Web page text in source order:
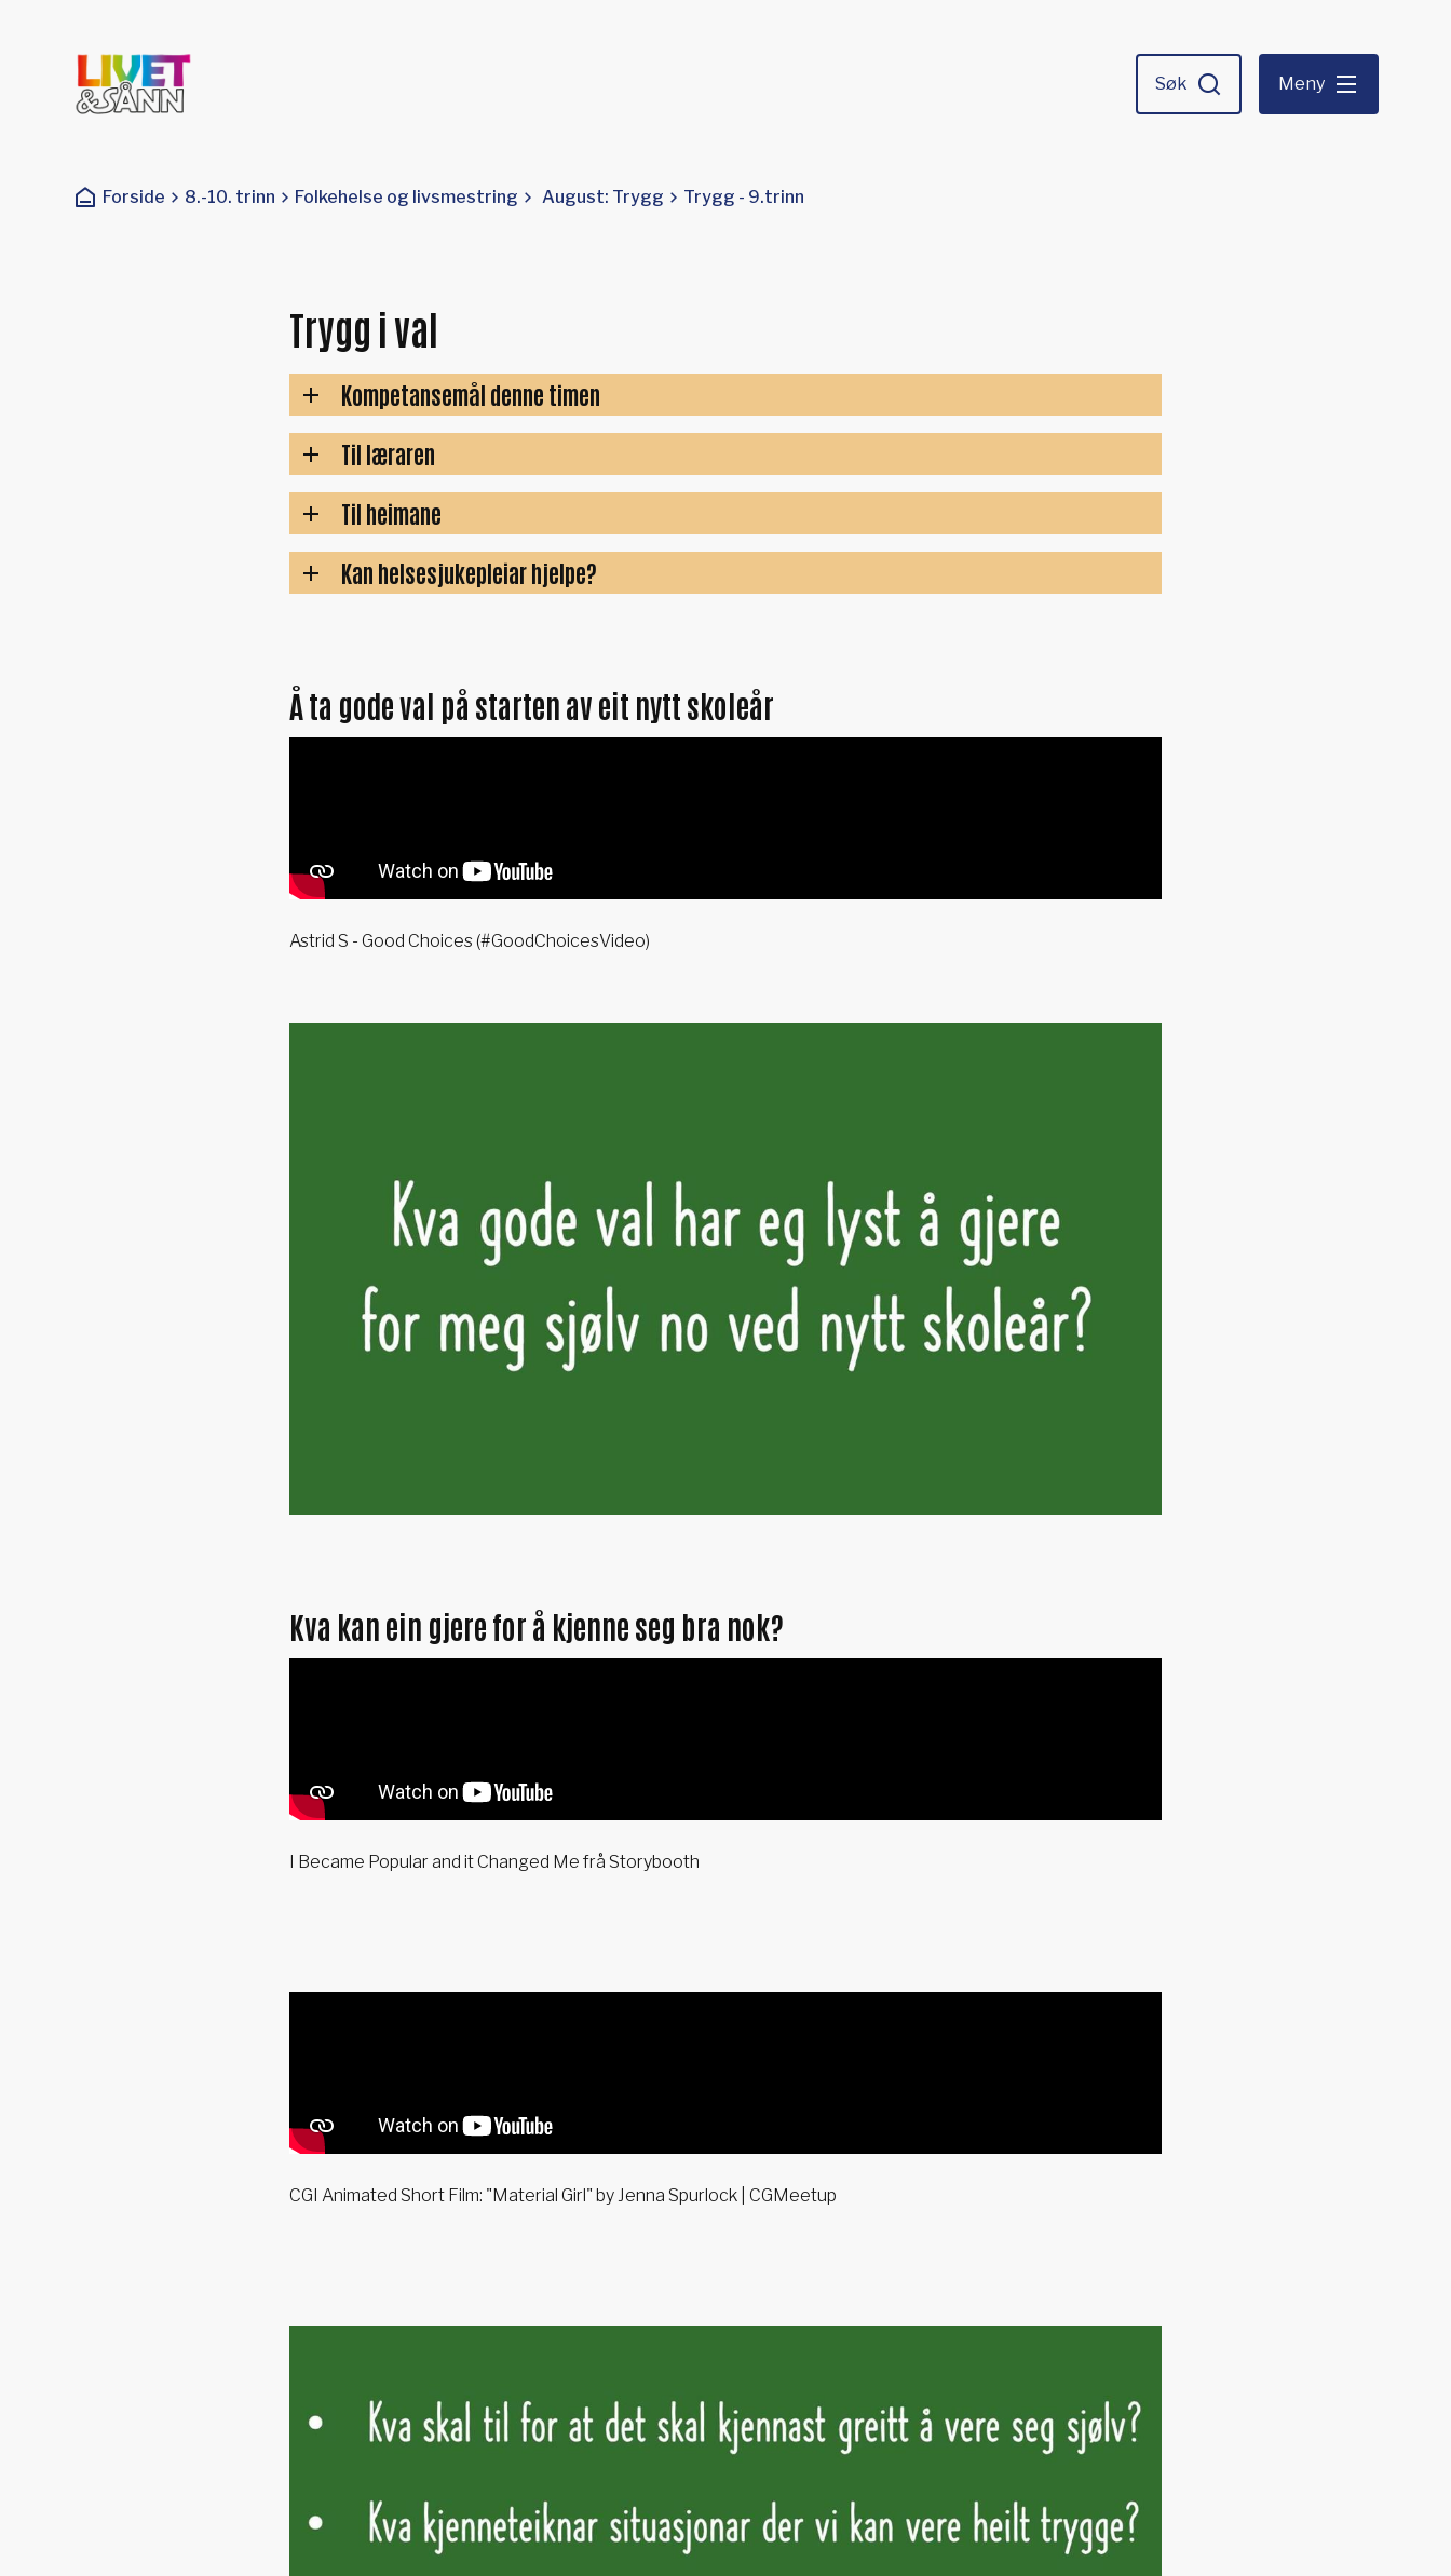
Søk Meny
Du er her:
Forside 8.-10. trinn Folkehelse og livsmestring August: Trygg Trygg - 9.trinn
Trygg i val
Kompetansemål denne timen
Til læraren
Til heimane
Kan helsesjukepleiar hjelpe?
Å ta gode val på starten av eit nytt skoleår
Astrid S - Good Choices (#GoodChoicesVideo)
Kva kan ein gjere for å kjenne seg bra nok?
I Became Popular and it Changed Me frå Storybooth
CGI Animated Short Film: "Material Girl" by Jenna Spurlock | CGMeetup